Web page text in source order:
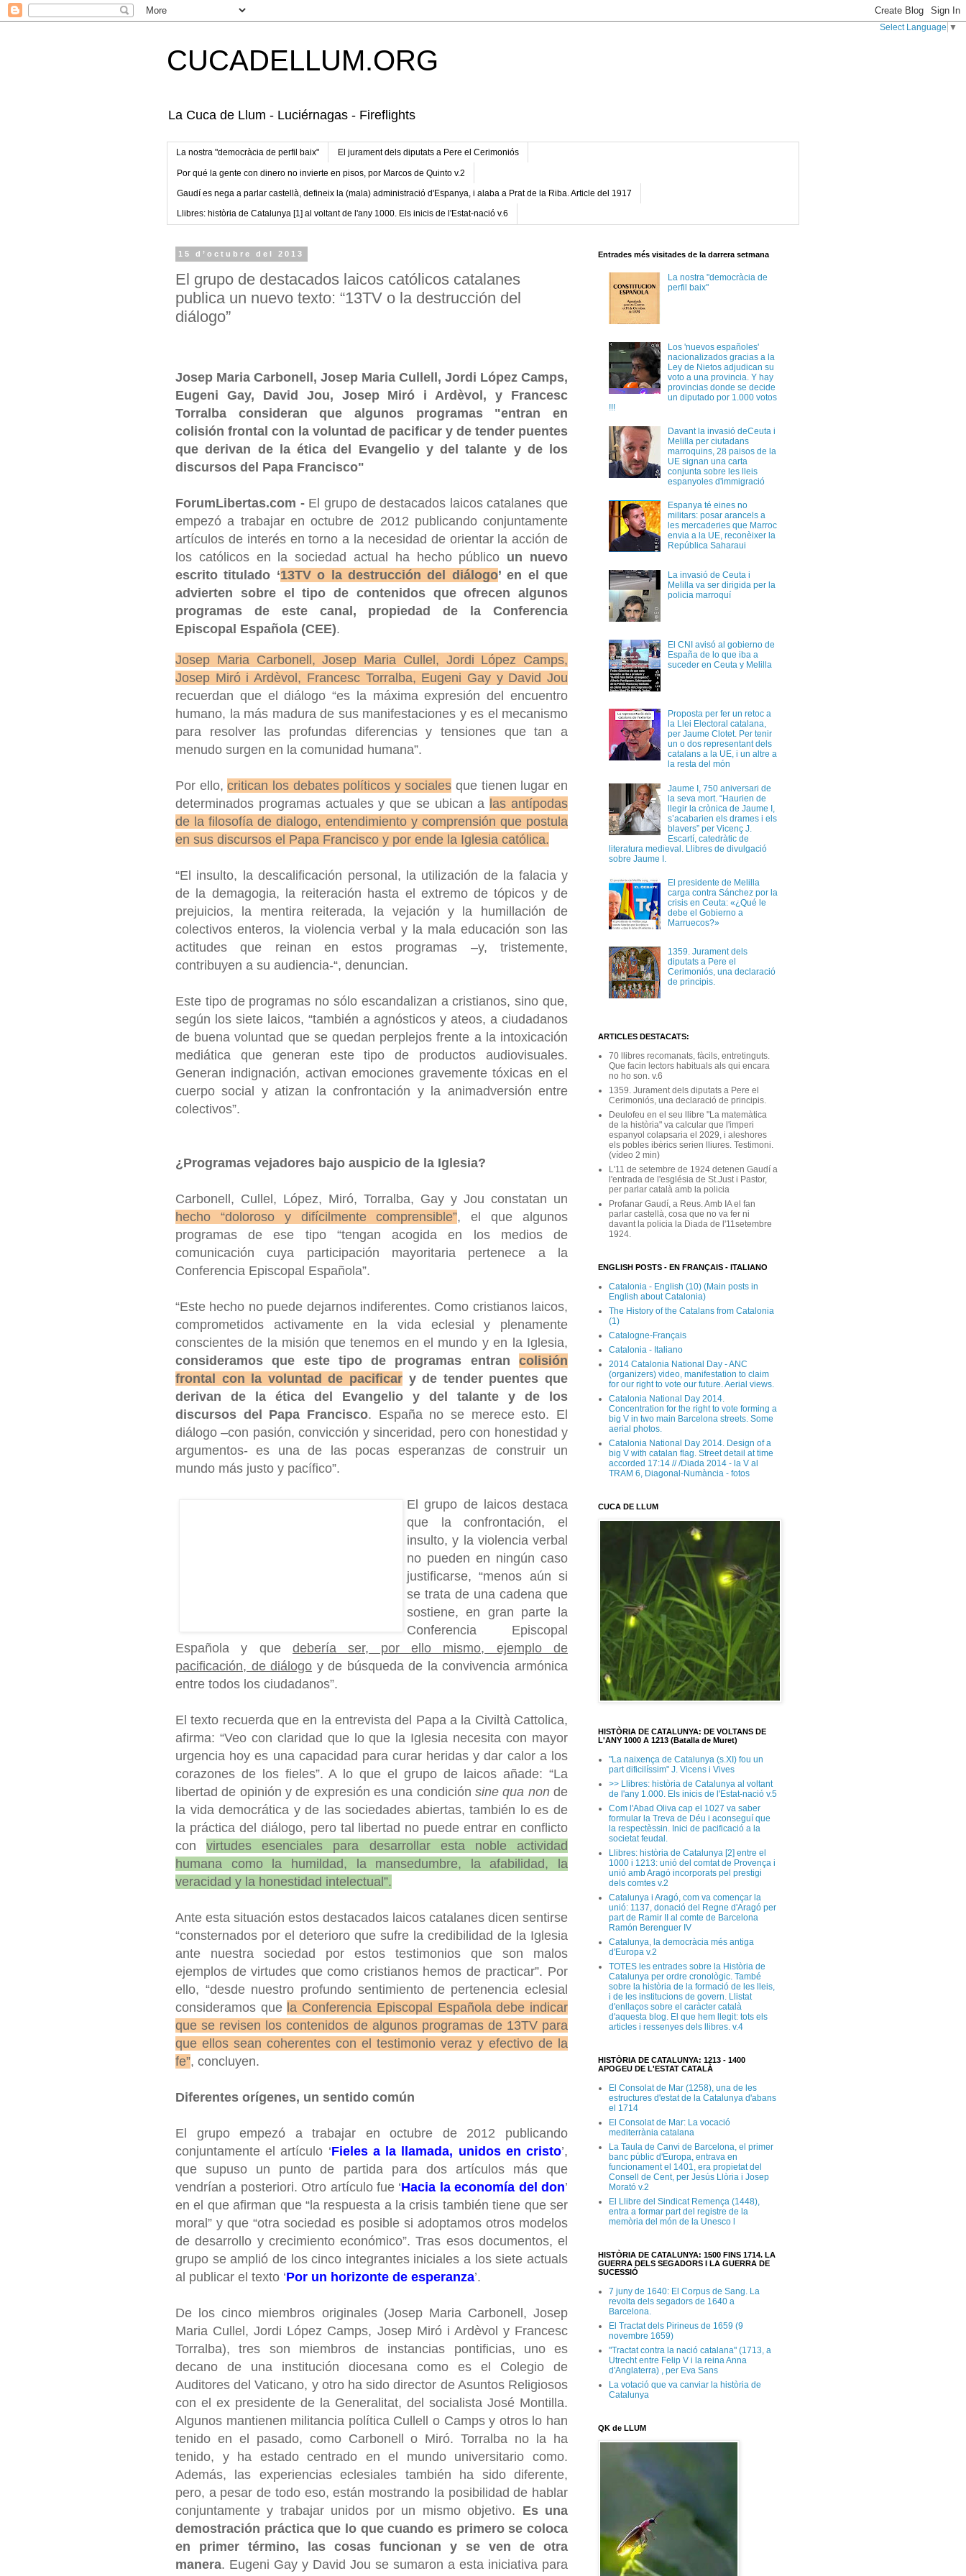
Select Language ▼
CUCADELLUM.ORG
La Cuca de Llum - Luciérnagas - Fireflights
La nostra "democràcia de perfil baix" El jurament dels diputats a Pere el Cerimoniós
Por qué la gente con dinero no invierte en pisos, por Marcos de Quinto v.2
Gaudí es nega a parlar castellà, defineix la (mala) administració d'Espanya, i alaba a Prat de la Riba. Article del 1917
Llibres: història de Catalunya [1] al voltant de l'any 1000. Els inicis de l'Estat-nació v.6
15 d’octubre del 2013
El grupo de destacados laicos católicos catalanes
publica un nuevo texto: “13TV o la destrucción del
diálogo”
Josep Maria Carbonell, Josep Maria Cullell, Jordi López Camps,
Eugeni Gay, David Jou, Josep Miró i Ardèvol, y Francesc
Torralba consideran que algunos programas "entran en
colisión frontal con la voluntad de pacificar y de tender puentes
que derivan de la ética del Evangelio y del talante y de los
discursos del Papa Francisco"
ForumLibertas.com - El grupo de destacados laicos catalanes que
empezó a trabajar en octubre de 2012 publicando conjuntamente
artículos de interés en torno a la necesidad de orientar la acción de
los católicos en la sociedad actual ha hecho público un nuevo
escrito titulado ‘13TV o la destrucción del diálogo’ en el que
advierten sobre el tipo de contenidos que ofrecen algunos
programas de este canal, propiedad de la Conferencia
Episcopal Española (CEE).
Josep Maria Carbonell, Josep Maria Cullel, Jordi López Camps,
Josep Miró i Ardèvol, Francesc Torralba, Eugeni Gay y David Jou
recuerdan que el diálogo “es la máxima expresión del encuentro
humano, la más madura de sus manifestaciones y es el mecanismo
para resolver las profundas diferencias y tensiones que tan a
menudo surgen en la comunidad humana”.
Por ello,critican los debates políticos y sociales que tienen lugar en
determinados programas actuales y que se ubican a las antípodas
de la filosofía de dialogo, entendimiento y comprensión que postula
en sus discursos el Papa Francisco y por ende la Iglesia católica.
“El insulto, la descalificación personal, la utilización de la falacia y
de la demagogia, la reiteración hasta el extremo de tópicos y de
prejuicios, la mentira reiterada, la vejación y la humillación de
colectivos enteros, la violencia verbal y la mala educación son las
actitudes que reinan en estos programas –y, tristemente,
contribuyen a su audiencia-“, denuncian.
Este tipo de programas no sólo escandalizan a cristianos, sino que,
según los siete laicos, “también a agnósticos y ateos, a ciudadanos
de buena voluntad que se quedan perplejos frente a la intoxicación
mediática que generan este tipo de productos audiovisuales.
Generan indignación, activan emociones gravemente tóxicas en el
cuerpo social y atizan la confrontación y la animadversión entre
colectivos”.
¿Programas vejadores bajo auspicio de la Iglesia?
Carbonell, Cullel, López, Miró, Torralba, Gay y Jou constatan un
hecho “doloroso y difícilmente comprensible”, el que algunos
programas de ese tipo “tengan acogida en los medios de
comunicación cuya participación mayoritaria pertenece a la
Conferencia Episcopal Española”.
“Este hecho no puede dejarnos indiferentes. Como cristianos laicos,
comprometidos activamente en la vida eclesial y plenamente
conscientes de la misión que tenemos en el mundo y en la Iglesia,
consideramos que este tipo de programas entran colisión
frontal con la voluntad de pacificar y de tender puentes que
derivan de la ética del Evangelio y del talante y de los
discursos del Papa Francisco. España no se merece esto. El
diálogo –con pasión, convicción y sinceridad, pero con honestidad y
argumentos- es una de las pocas esperanzas de construir un
mundo más justo y pacífico”.
El grupo de laicos destaca
que la confrontación, el
insulto, y la violencia verbal
no pueden en ningún caso
justificarse, “menos aún si
se trata de una cadena que
sostiene, en gran parte la
Conferencia Episcopal
Española y que debería ser, por ello mismo, ejemplo de
pacificación, de diálogo y de búsqueda de la convivencia armónica
entre todos los ciudadanos”.
El texto recuerda que en la entrevista del Papa a la Civiltà Cattolica,
afirma: “Veo con claridad que lo que la Iglesia necesita con mayor
urgencia hoy es una capacidad para curar heridas y dar calor a los
corazones de los fieles”. A lo que el grupo de laicos añade: “La
libertad de opinión y de expresión es una condición sine qua nonde
la vida democrática y de las sociedades abiertas, también lo es de
la práctica del diálogo, pero tal libertad no puede entrar en conflicto
convirtudes esenciales para desarrollar esta noble actividad
humana como la humildad, la mansedumbre, la afabilidad, la
veracidad y la honestidad intelectual”.
Ante esta situación estos destacados laicos catalanes dicen sentirse
“consternados por el deterioro que sufre la credibilidad de la Iglesia
ante nuestra sociedad por estos testimonios que son malos
ejemplos de virtudes que como cristianos hemos de practicar”. Por
ello, “desde nuestro profundo sentimiento de pertenencia eclesial
consideramos que la Conferencia Episcopal Española debe indicar
que se revisen los contenidos de algunos programas de 13TV para
que ellos sean coherentes con el testimonio veraz y efectivo de la
fe”, concluyen.
Diferentes orígenes, un sentido común
El grupo empezó a trabajar en octubre de 2012 publicando
conjuntamente el artículo ‘Fieles a la llamada, unidos en cristo’,
que supuso un punto de partida para dos artículos más que
vendrían a posteriori. Otro artículo fue ‘Hacia la economía del don’
en el que afirman que “la respuesta a la crisis también tiene que ser
moral” y que “otra sociedad es posible si adoptamos otros modelos
de desarrollo y crecimiento económico”. Tras esos documentos, el
grupo se amplió de los cinco integrantes iniciales a los siete actuals
al publicar el texto ‘Por un horizonte de esperanza’.
De los cinco miembros originales (Josep Maria Carbonell, Josep
Maria Cullel, Jordi López Camps, Josep Miró i Ardèvol y Francesc
Torralba), tres son miembros de instancias pontificias, uno es
decano de una institución diocesana como es el Colegio de
Auditores del Vaticano, y otro ha sido director de Asuntos Religiosos
con el ex presidente de la Generalitat, del socialista José Montilla.
Algunos mantienen militancia política Cullell o Camps y otros lo han
tenido en el pasado, como Carbonell o Miró. Torralba no la ha
tenido, y ha estado centrado en el mundo universitario como.
Además, las experiencias eclesiales también ha sido diferente,
pero, a pesar de todo eso, están mostrando la posibilidad de hablar
conjuntamente y trabajar unidos por un mismo objetivo. Es una
demostración práctica que lo que cuando es primero se coloca
en primer término, las cosas funcionan y se ven de otra
manera. Eugeni Gay y David Jou se sumaron a esta iniciativa para
Entrades més visitades de la darrera setmana
La nostra "democràcia de
perfil baix"
Los 'nuevos españoles'
nacionalizados gracias a la
Ley de Nietos adjudican su
voto a una provincia. Y hay
provincias donde se decide
un diputado por 1.000 votos
!!!
Davant la invasió deCeuta i
Melilla per ciutadans
marroquins, 28 paisos de la
UE signan una carta
conjunta sobre les lleis
espanyoles d'immigració
Espanya té eines no
militars: posar arancels a
les mercaderies que Marroc
envia a la UE, reconèixer la
República Saharaui
La invasió de Ceuta i
Melilla va ser dirigida per la
policia marroquí
El CNI avisó al gobierno de
España de lo que iba a
suceder en Ceuta y Melilla
Proposta per fer un retoc a
la Llei Electoral catalana,
per Jaume Clotet. Per tenir
un o dos representant dels
catalans a la UE, i un altre a
la resta del món
Jaume I, 750 aniversari de
la seva mort. “Haurien de
llegir la crònica de Jaume I,
s’acabarien els drames i els
blavers” per Vicenç J.
Escartí, catedràtic de
literatura medieval. Llibres de divulgació
sobre Jaume I.
El presidente de Melilla
carga contra Sánchez por la
crisis en Ceuta: «¿Qué le
debe el Gobierno a
Marruecos?»
1359. Jurament dels
diputats a Pere el
Cerimoniós, una declaració
de principis.
ARTICLES DESTACATS:
70 llibres recomanats, fàcils, entretinguts.
Que facin lectors habituals als qui encara
no ho son. v.6
1359. Jurament dels diputats a Pere el
Cerimoniós, una declaració de principis.
Deulofeu en el seu llibre "La matemàtica
de la història" va calcular que l'imperi
espanyol colapsaria el 2029, i aleshores
els pobles ibèrics serien lliures. Testimoni.
(vídeo 2 min)
L'11 de setembre de 1924 detenen Gaudí a
l'entrada de l'església de St.Just i Pastor,
per parlar català amb la policia
Profanar Gaudí, a Reus. Amb IA el fan
parlar castellà, cosa que no va fer ni
davant la policia la Diada de l'11setembre
1924.
ENGLISH POSTS - EN FRANÇAIS - ITALIANO
Catalonia - English (10) (Main posts in
English about Catalonia)
The History of the Catalans from Catalonia
(1)
Catalogne-Français
Catalonia - Italiano
2014 Catalonia National Day - ANC
(organizers) video, manifestation to claim
for our right to vote our future. Aerial views.
Catalonia National Day 2014.
Concentration for the right to vote forming a
big V in two main Barcelona streets. Some
aerial photos.
Catalonia National Day 2014. Design of a
big V with catalan flag. Street detail at time
accorded 17:14 // /Diada 2014 - la V al
TRAM 6, Diagonal-Numància - fotos
CUCA DE LLUM
HISTÒRIA DE CATALUNYA: DE VOLTANS DE
L'ANY 1000 A 1213 (Batalla de Muret)
"La naixença de Catalunya (s.XI) fou un
part dificilíssim" J. Vicens i Vives
>> Llibres: història de Catalunya al voltant
de l'any 1.000. Els inicis de l'Estat-nació v.5
Com l'Abad Oliva cap el 1027 va saber
formular la Treva de Déu i aconseguí que
la respectèssin. Inici de pacificació a la
societat feudal.
Llibres: història de Catalunya [2] entre el
1000 i 1213: unió del comtat de Provença i
unió amb Aragó incorporats pel prestigi
dels comtes v.2
Catalunya i Aragó, com va començar la
unió: 1137, donació del Regne d'Aragó per
part de Ramir II al comte de Barcelona
Ramón Berenguer IV
Catalunya, la democràcia més antiga
d'Europa v.2
TOTES les entrades sobre la Història de
Catalunya per ordre cronològic. També
sobre la història de la formació de les lleis,
i de les institucions de govern. Llistat
d'enllaços sobre el caràcter català
d'aquesta blog. El que hem llegit: tots els
articles i ressenyes dels llibres. v.4
HISTÒRIA DE CATALUNYA: 1213 - 1400
APOGEU DE L'ESTAT CATALÀ
El Consolat de Mar (1258), una de les
estructures d'estat de la Catalunya d'abans
el 1714
El Consolat de Mar: La vocació
mediterrània catalana
La Taula de Canvi de Barcelona, el primer
banc públic d'Europa, entrava en
funcionament el 1401, era propietat del
Consell de Cent, per Jesús Llòria i Josep
Morató v.2
El Llibre del Sindicat Remença (1448),
entra a formar part del registre de la
memòria del món de la Unesco l
HISTÒRIA DE CATALUNYA: 1500 FINS 1714. LA
GUERRA DELS SEGADORS I LA GUERRA DE
SUCESSIÓ
7 juny de 1640: El Corpus de Sang. La
revolta dels segadors de 1640 a
Barcelona.
El Tractat dels Pirineus de 1659 (9
novembre 1659)
"Tractat contra la nació catalana" (1713, a
Utrecht entre Felip V i la reina Anna
d'Anglaterra) , per Eva Sans
La votació que va canviar la història de
Catalunya
QK de LLUM